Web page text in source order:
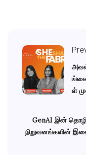
ள்
GenAI இன்
நிறுவனங்களின்